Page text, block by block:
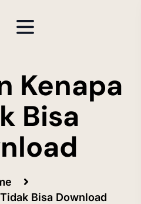
Kenapa
Bisa
Bisa Download